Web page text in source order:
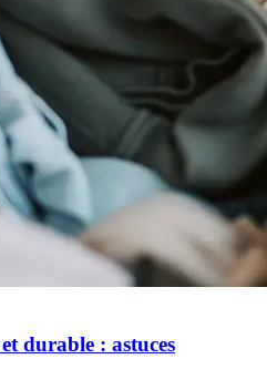
durable : astuces